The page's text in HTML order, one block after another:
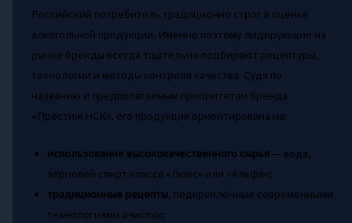
Российский потребитель традиционно строг в оценке
алкогольной продукции. Именно поэтому лидирующие на
рынке бренды всегда тщательно подбирают рецептуры,
технологии и методы контроля качества. Судя по
названию и предполагаемым приоритетам бренда
«Престиж НСК», его продукция ориентирована на:
использование высококачественного сырья— вода,
зерновой спирт класса «Люкс» или «Альфа»;
традиционные рецепты, подкреплённые современными
технологиями очистки;